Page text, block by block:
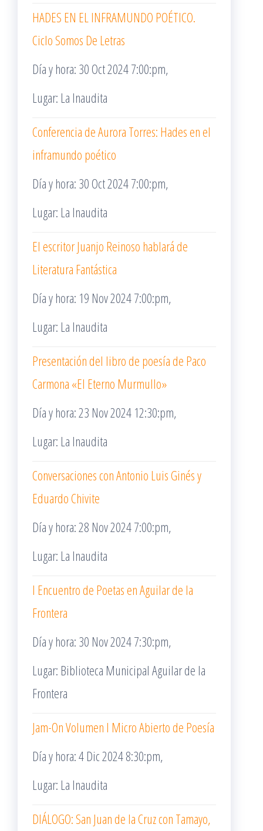
HADES EN EL INFRAMUNDO POÉTICO.
Ciclo Somos De Letras
Día y hora: 30 Oct 2024 7:00:pm,
Lugar: La Inaudita
Conferencia de Aurora Torres: Hades en el
inframundo poético
Día y hora: 30 Oct 2024 7:00:pm,
Lugar: La Inaudita
El escritor Juanjo Reinoso hablará de
Literatura Fantástica
Día y hora: 19 Nov 2024 7:00:pm,
Lugar: La Inaudita
Presentación del libro de poesía de Paco
Carmona «El Eterno Murmullo»
Día y hora: 23 Nov 2024 12:30:pm,
Lugar: La Inaudita
Conversaciones con Antonio Luis Ginés y
Eduardo Chivite
Día y hora: 28 Nov 2024 7:00:pm,
Lugar: La Inaudita
I Encuentro de Poetas en Aguilar de la
Frontera
Día y hora: 30 Nov 2024 7:30:pm,
Lugar: Biblioteca Municipal Aguilar de la
Frontera
Jam-On Volumen I Micro Abierto de Poesía
Día y hora: 4 Dic 2024 8:30:pm,
Lugar: La Inaudita
DIÁLOGO: San Juan de la Cruz con Tamayo,